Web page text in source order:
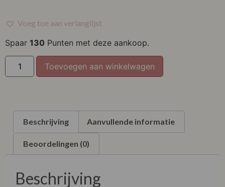
XXL
Voeg toe aan verlanglijst
Spaar 130 Punten met deze aankoop.
Toevoegen aan winkelwagen
Beschrijving Aanvullende informatie
Beoordelingen (0)
Beschrijving